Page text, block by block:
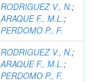
RODRIGUEZ V., N.;
ARAQUE F., M.L.;
PERDOMO P., F.
RODRIGUEZ V., N.;
ARAQUE F., M.L.;
PERDOMO P., F.